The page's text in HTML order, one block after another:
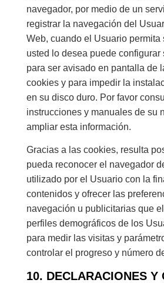
navegador, por medio de un
registrar la navegación del
Web, cuando el Usuario permita
usted lo desea puede configurar
para ser avisado en pantalla de
cookies y para impedir la
en su disco duro. Por favor
instrucciones y manuales de su
ampliar esta información.
Gracias a las cookies, resulta
pueda reconocer el navegador
utilizado por el Usuario con la
contenidos y ofrecer las
navegación u publicitarias que
perfiles demográficos de los
para medir las visitas y
controlar el progreso y número
10. DECLARACIONES Y